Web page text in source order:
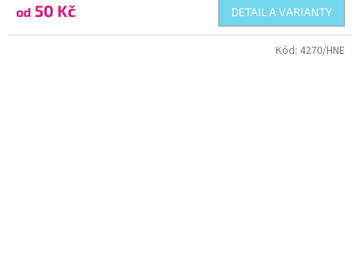
od 50 Kč DETAIL A VARIANTY
Kód: 4270/HNE